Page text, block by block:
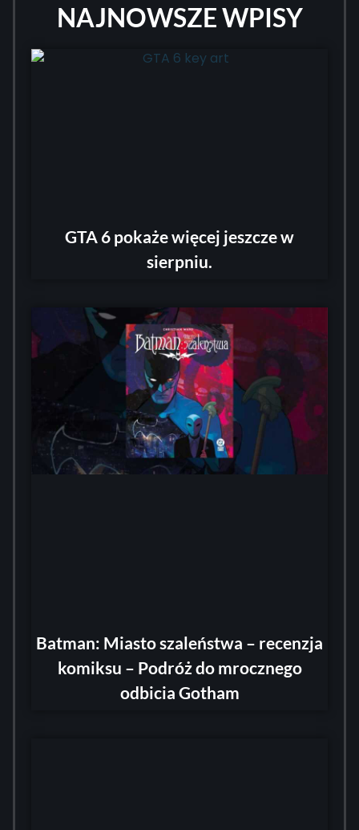
NAJNOWSZE WPISY
GTA 6 pokaże więcej jeszcze w
sierpniu.
Batman: Miasto szaleństwa – recenzja
komiksu – Podróż do mrocznego
odbicia Gotham